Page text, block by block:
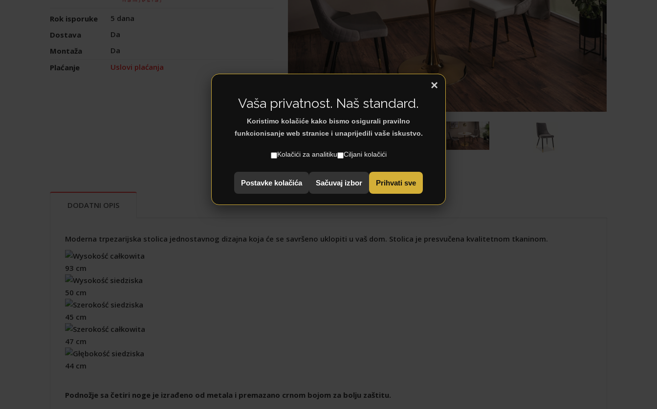
Rok isporuke
5 dana
Dostava
Da
Montaža
Da
Plaćanje
Uslovi plaćanja
< Natrag na: Trpezarijske stolice
DODATNI OPIS
Moderna trpezarijska stolica jednostavnog dizajna koja će se savršeno uklopiti u vaš dom. Stolica je presvučena kvalitetnom tkaninom.
93 cm
50 cm
45 cm
47 cm
44 cm
Podnožje sa četiri noge je izrađeno od metala i premazano crnom bojom za bolju zaštitu.
×
Vaša privatnost. Naš standard.
Koristimo kolačiće kako bismo osigurali pravilno
funkcionisanje web stranice i unaprijedili vaše iskustvo.
Kolačići za analitiku Ciljani kolačići
Postavke kolačića Sačuvaj izbor Prihvati sve